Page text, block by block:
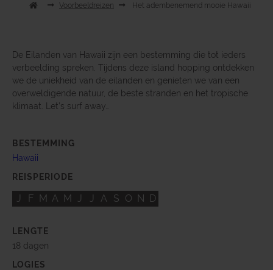
Voorbeeldreizen Het adembenemend mooie Hawaii
De Eilanden van Hawaii zijn een bestemming die tot ieders
verbeelding spreken. Tijdens deze island hopping ontdekken
we de uniekheid van de eilanden en genieten we van een
overweldigende natuur, de beste stranden en het tropische
klimaat. Let’s surf away…
BESTEMMING
Hawaii
REISPERIODE
J F M A M J J A S O N D
LENGTE
18 dagen
LOGIES